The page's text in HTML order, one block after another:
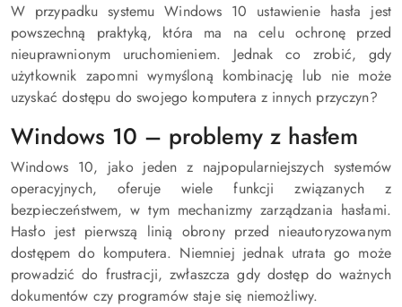
W przypadku systemu Windows 10 ustawienie hasła jest
powszechną praktyką, która ma na celu ochronę przed
nieuprawnionym uruchomieniem. Jednak co zrobić, gdy
użytkownik zapomni wymyśloną kombinację lub nie może
uzyskać dostępu do swojego komputera z innych przyczyn?
Windows 10 – problemy z hasłem
Windows 10, jako jeden z najpopularniejszych systemów
operacyjnych, oferuje wiele funkcji związanych z
bezpieczeństwem, w tym mechanizmy zarządzania hasłami.
Hasło jest pierwszą linią obrony przed nieautoryzowanym
dostępem do komputera. Niemniej jednak utrata go może
prowadzić do frustracji, zwłaszcza gdy dostęp do ważnych
dokumentów czy programów staje się niemożliwy.